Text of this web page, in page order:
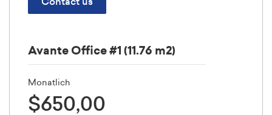
Avante Office #1 (11.76 m2)
Monatlich
$650,00